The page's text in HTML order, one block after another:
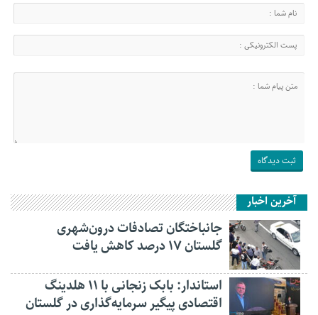
آخرین اخبار
جانباختگان تصادفات درون‌شهری
گلستان ۱۷ درصد کاهش یافت
استاندار: بابک زنجانی با ۱۱ هلدینگ
اقتصادی پیگیر سرمایه‌گذاری در گلستان